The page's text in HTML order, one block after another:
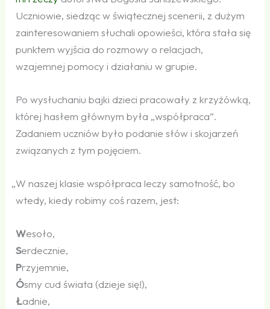
Uczniowie, siedząc w świątecznej scenerii, z dużym
zainteresowaniem słuchali opowieści, która stała się
punktem wyjścia do rozmowy o relacjach,
wzajemnej pomocy i działaniu w grupie.
Po wysłuchaniu bajki dzieci pracowały z krzyżówką,
której hasłem głównym była „współpraca”.
Zadaniem uczniów było podanie słów i skojarzeń
związanych z tym pojęciem.
„W naszej klasie współpraca leczy samotność, bo
wtedy, kiedy robimy coś razem, jest:
Wesoło,
Serdecznie,
Przyjemnie,
Ósmy cud świata (dzieje się!),
Ładnie,